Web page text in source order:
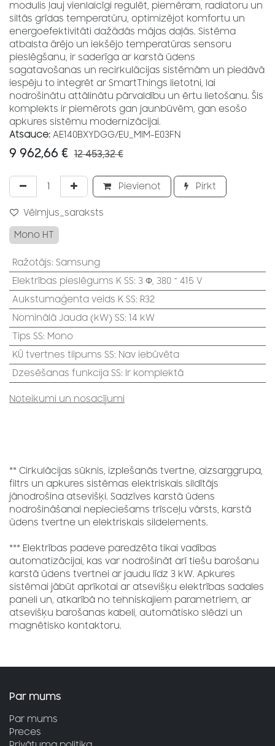
modulis ļauj vienlaicīgi regulēt, piemēram, radiatoru un
siltās grīdas temperatūru, optimizējot komfortu un
energoefektivitāti dažādās mājas daļās. Sistēma
atbalsta ārējo un iekšējo temperatūras sensoru
pieslēgšanu, ir saderīga ar karstā ūdens
sagatavošanas un recirkulācijas sistēmām un piedāvā
iespēju to integrēt ar SmartThings lietotni, lai
nodrošinātu attālinātu pārvaldību un ērtu lietošanu. Šis
komplekts ir piemērots gan jaunbūvēm, gan esošo
apkures sistēmu modernizācijai.
Atsauce: AE140BXYDGG/EU_MIM-E03FN
9 962,66 € 12 453,32€
Pievienot Pirkt
Vēlmjus_saraksts
Mono HT
Ražotājs: Samsung
Elektrības pieslēgums K SS: 3 Φ, 380 ~ 415 V
Aukstumaģenta veids K SS: R32
Nominālā Jauda (kW) SS: 14 kW
Tips SS: Mono
KŪ tvertnes tilpums SS: Nav iebūvēta
Dzesēšanas funkcija SS: Ir komplektā
Noteikumi un nosacījumi
** Cirkulācijas sūknis, izplešanās tvertne, aizsarggrupa,
filtrs un apkures sistēmas elektriskais sildītājs
jānodrošina atsevišķi. Sadzīves karstā ūdens
nodrošināšanai nepieciešams trīsceļu vārsts, karstā
ūdens tvertne un elektriskais sildelements.
*** Elektrības padeve paredzēta tikai vadības
automatizācijai, kas var nodrošināt arī tiešu barošanu
karstā ūdens tvertnei ar jaudu līdz 3 kW. Apkures
sistēmai jābūt aprīkotai ar atsevišķu elektrības sadales
paneli un, atkarībā no tehniskajiem parametriem, ar
atsevišķu barošanas kabeli, automātisko slēdzi un
magnētisko kontaktoru.
Par mums
Par mums
Preces